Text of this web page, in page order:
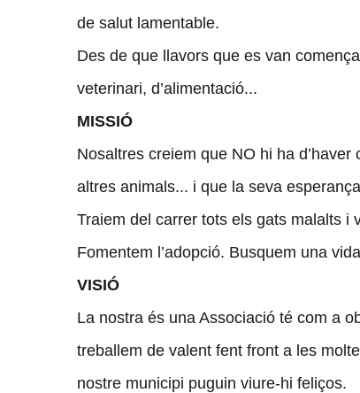
de salut lamentable.
Des de que llavors que es van
veterinari, d’alimentació...
MISSIÓ
Nosaltres creiem que NO hi ha
altres animals... i que la seva
Traiem del carrer tots els gats malalts i
Fomentem l’adopció. Busquem una
VISIÓ
La nostra és una Associació té com a
treballem de valent fent front a les
nostre municipi puguin viure-hi feliços.